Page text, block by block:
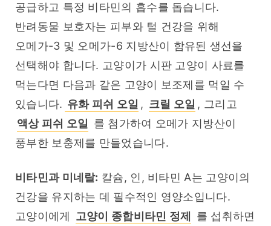
공급하고 특정 비타민의 흡수를 돕습니다.
반려동물 보호자는 피부와 털 건강을 위해
오메가-3 및 오메가-6 지방산이 함유된 생선을
선택해야 합니다. 고양이가 시판 고양이 사료를
먹는다면 다음과 같은 고양이 보조제를 먹일 수
있습니다. 유화 피쉬 오일 , 크릴 오일
액상 피쉬 오일
를 첨가하여 오메가 지방산이
풍부한 보충제를 만들었습니다.
비타민과 미네랄: 칼슘, 인, 비타민 A는 고양이의
건강을 유지하는 데 필수적인 영양소입니다.
고양이에게 고양이 종합비타민 정제
를 섭취하면